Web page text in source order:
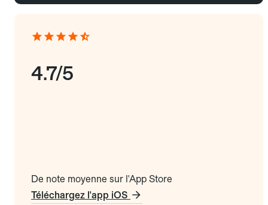
4.7/5
De note moyenne sur l'App Store
Téléchargez l'app iOS